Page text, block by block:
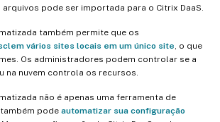
pode ser importada para o Citrix DaaS.
também permite que os
vários sites locais em um único site , o que
Os administradores podem controlar se a
na nuvem controla os recursos.
não é apenas uma ferramenta de
pode automatizar sua configuração